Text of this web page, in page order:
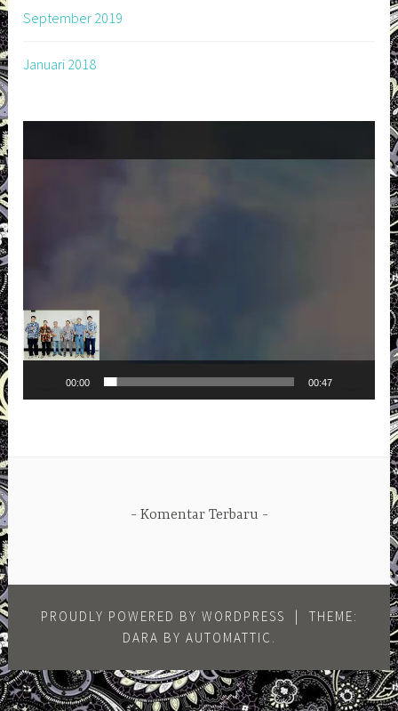
September 2019
Januari 2018
00:00 00:47
Komentar Terbaru
PROUDLY POWERED BY WORDPRESS |
THEME:
DARA BY AUTOMATTIC